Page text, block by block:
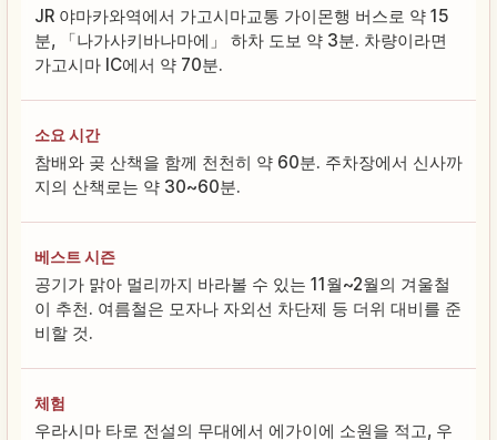
JR 야마카와역에서 가고시마교통 가이몬행 버스로 약 15
분, 「나가사키바나마에」 하차 도보 약 3분. 차량이라면
가고시마 IC에서 약 70분.
소요 시간
참배와 곶 산책을 함께 천천히 약 60분. 주차장에서 신사까
지의 산책로는 약 30~60분.
베스트 시즌
공기가 맑아 멀리까지 바라볼 수 있는 11월~2월의 겨울철
이 추천. 여름철은 모자나 자외선 차단제 등 더위 대비를 준
비할 것.
체험
우라시마 타로 전설의 무대에서 에가이에 소원을 적고, 우